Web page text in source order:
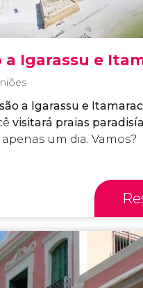
a Igarassu e
a Igarassu e
visitará praias
um dia. Vamos?